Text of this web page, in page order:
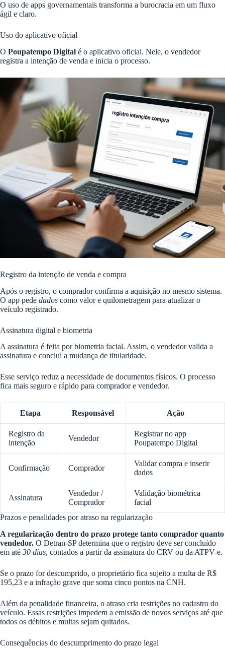
O uso de apps governamentais transforma a burocracia em um fluxo
ágil e claro.
Uso do aplicativo oficial
O Poupatempo Digital é o aplicativo oficial. Nele, o vendedor
registra a intenção de venda e inicia o processo.
Registro da intenção de venda e compra
Após o registro, o comprador confirma a aquisição no mesmo sistema.
O app pede dados como valor e quilometragem para atualizar o
veículo registrado.
Assinatura digital e biometria
A assinatura é feita por biometria facial. Assim, o vendedor valida a
assinatura e conclui a mudança de titularidade.
Esse serviço reduz a necessidade de documentos físicos. O processo
fica mais seguro e rápido para comprador e vendedor.
Etapa Responsável Ação
Registro da
intenção
Vendedor
Registrar no app
Poupatempo Digital
Confirmação Comprador
Validar compra e inserir
dados
Assinatura
Vendedor /
Comprador
Validação biométrica
facial
Prazos e penalidades por atraso na regularização
A regularização dentro do prazo protege tanto comprador quanto
vendedor. O Detran-SP determina que o registro deve ser concluído
em até 30 dias, contados a partir da assinatura do CRV ou da ATPV-e.
Se o prazo for descumprido, o proprietário fica sujeito a multa de R$
195,23 e a infração grave que soma cinco pontos na CNH.
Além da penalidade financeira, o atraso cria restrições no cadastro do
veículo. Essas restrições impedem a emissão de novos serviços até que
todos os débitos e multas sejam quitados.
Consequências do descumprimento do prazo legal